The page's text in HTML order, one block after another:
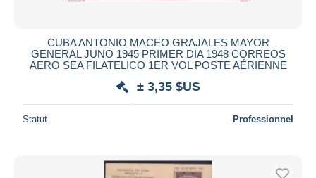
CUBA ANTONIO MACEO GRAJALES MAYOR
GENERAL JUNO 1945 PRIMER DIA 1948 CORREOS
AERO SEA FILATELICO 1ER VOL POSTE AÉRIENNE
± 3,35 $US
Statut Professionnel